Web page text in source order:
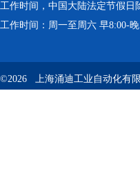
工作时间，中国大陆法定节假日
工作时间：周一至周六 早8:00-
©2026 上海涌迪工业自动化有